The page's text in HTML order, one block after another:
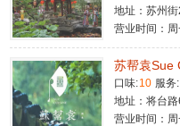
地址：苏州
营业时间：
苏帮袁Sue
口味:10 服务:
地址：将台
营业时间：